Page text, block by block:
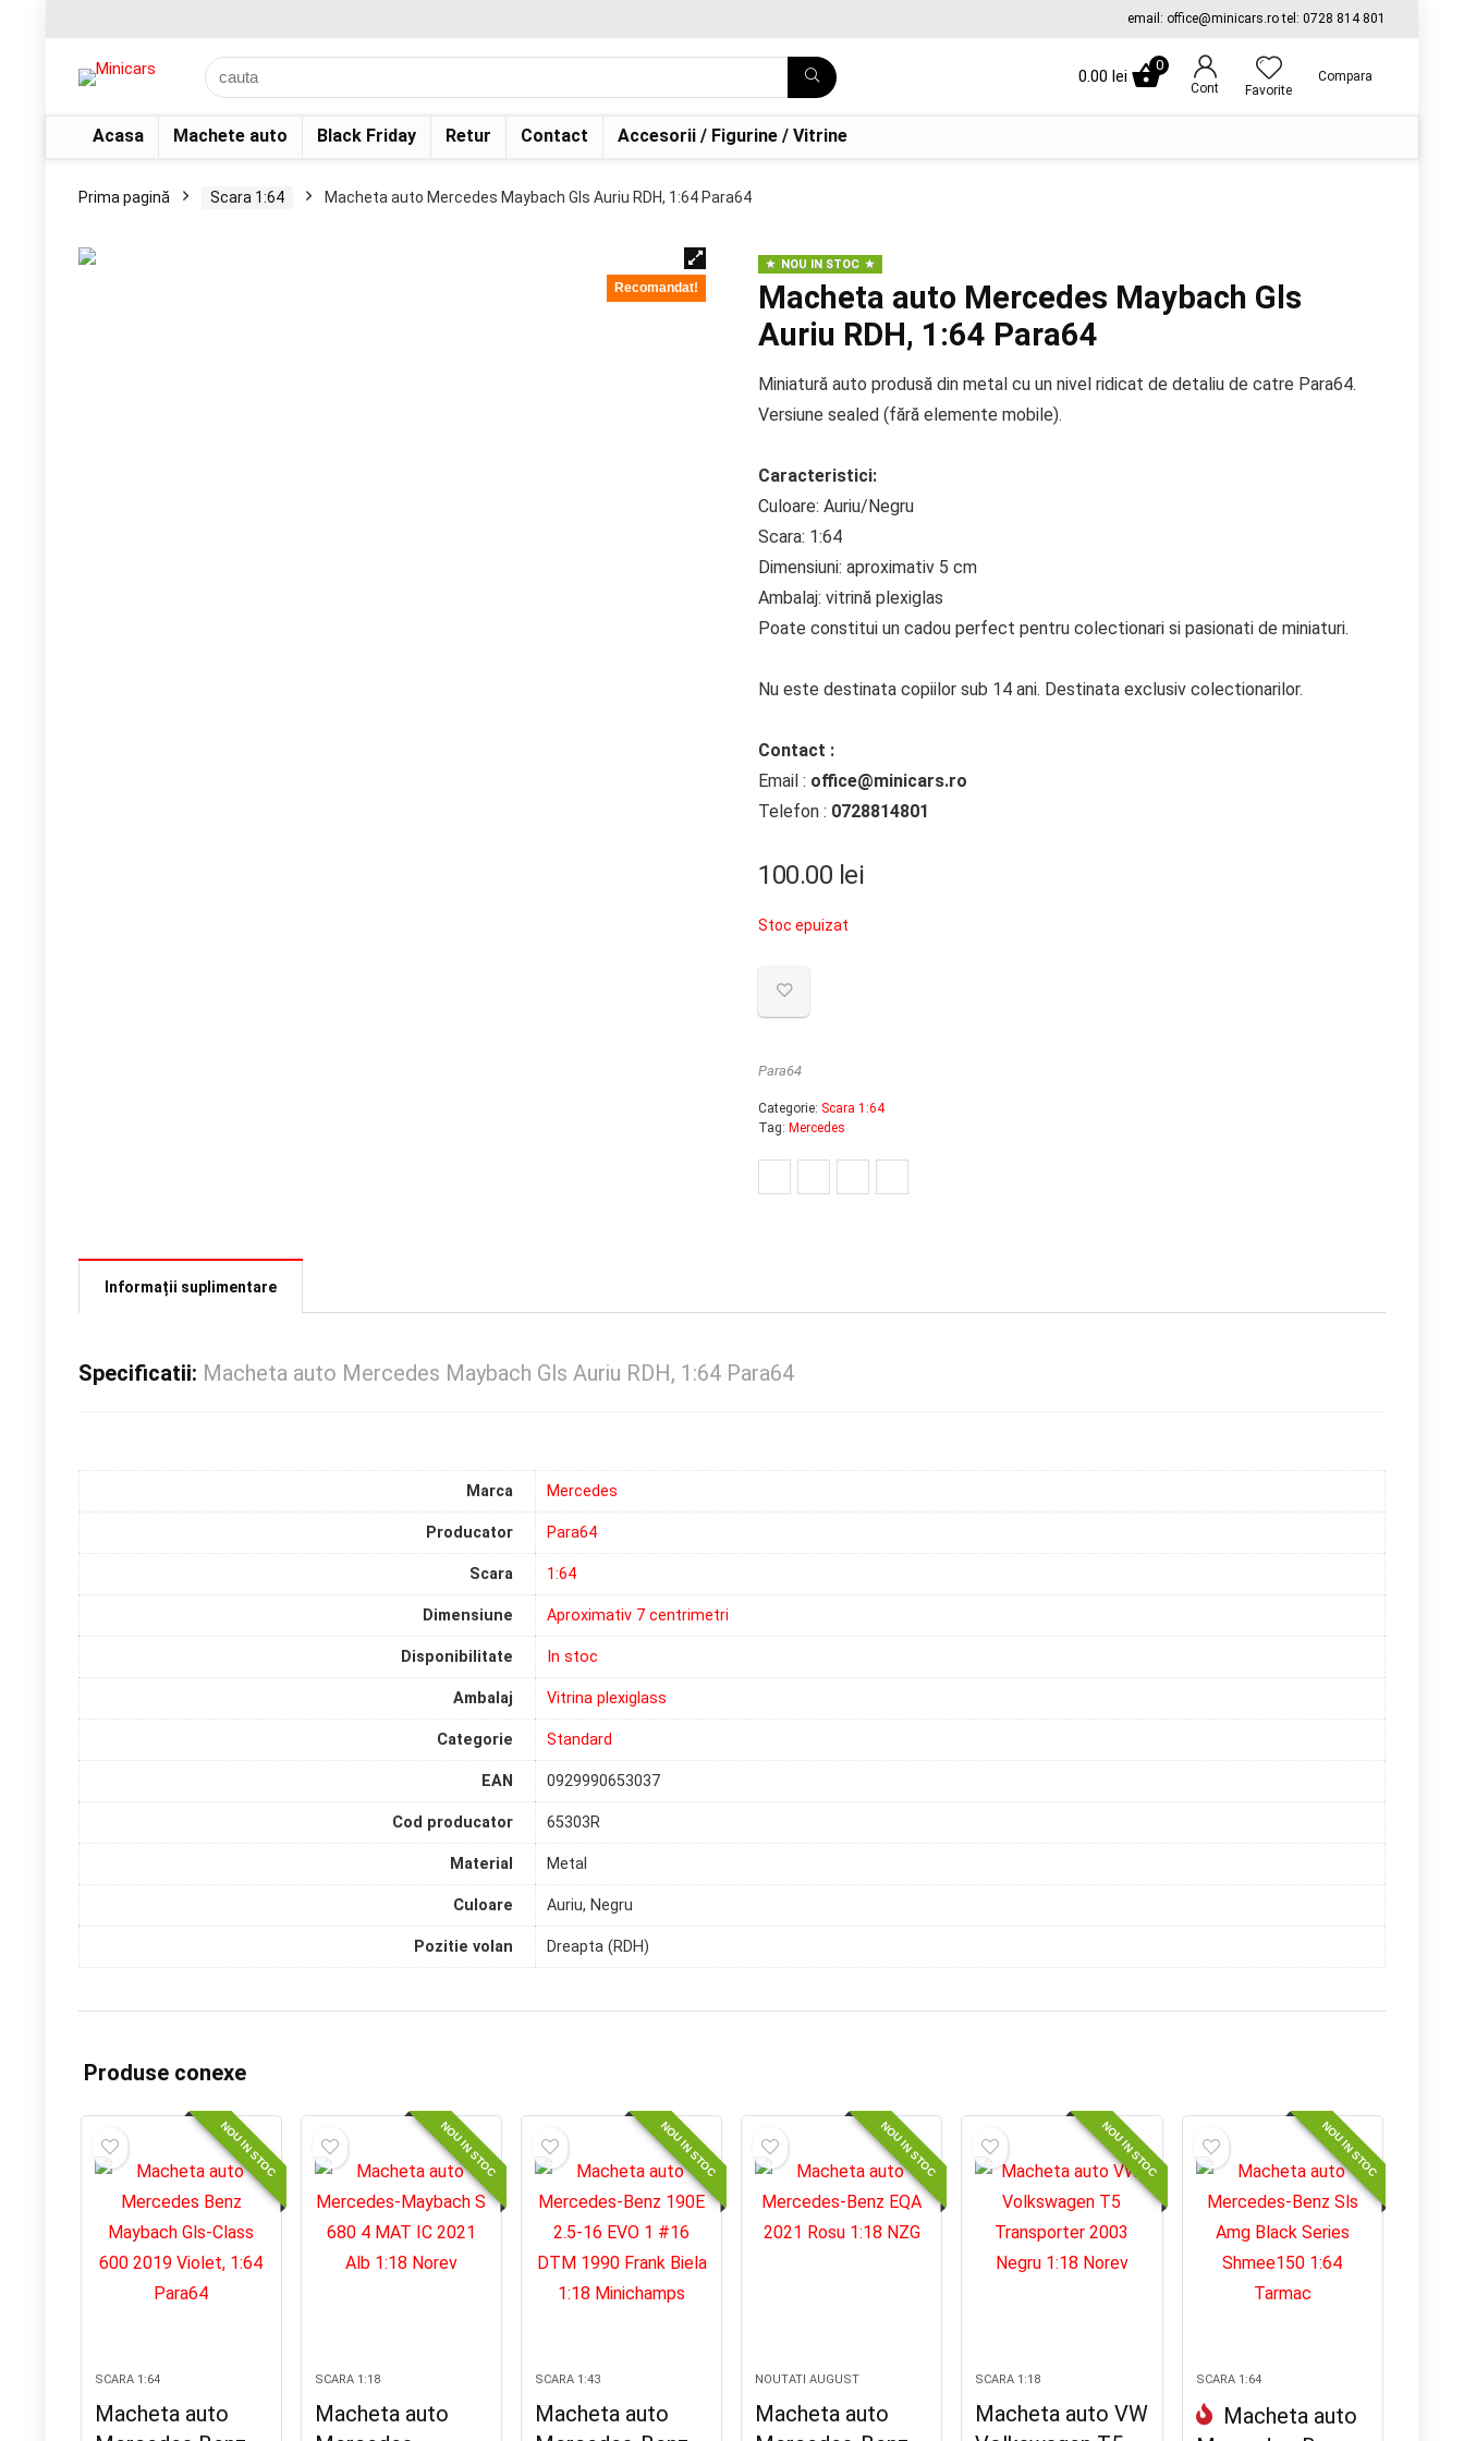
email: office@minicars.ro tel: 0728 814 801
0.00 lei
0
Cont Favorite
Compara
Acasa Machete auto Black Friday Retur Contact Accesorii / Figurine / Vitrine
Prima pagină Scara 1:64 Macheta auto Mercedes Maybach Gls Auriu RDH, 1:64 Para64
Recomandat!
NOU IN STOC
Macheta auto Mercedes Maybach Gls
Auriu RDH, 1:64 Para64
Miniatură auto produsă din metal cu un nivel ridicat de detaliu de catre Para64.
Versiune sealed (fără elemente mobile).
Caracteristici:
Culoare: Auriu/Negru
Scara: 1:64
Dimensiuni: aproximativ 5 cm
Ambalaj: vitrină plexiglas
Poate constitui un cadou perfect pentru colectionari si pasionati de miniaturi.
Nu este destinata copiilor sub 14 ani. Destinata exclusiv colectionarilor.
Contact :
Email : office@minicars.ro
Telefon : 0728814801
100.00 lei
Stoc epuizat
Para64
Categorie: Scara 1:64
Tag: Mercedes
Informații suplimentare
Specificatii: Macheta auto Mercedes Maybach Gls Auriu RDH, 1:64 Para64
Marca Mercedes
Producator Para64
Scara 1:64
Dimensiune Aproximativ 7 centrimetri
Disponibilitate In stoc
Ambalaj Vitrina plexiglass
Categorie Standard
EAN 0929990653037
Cod producator 65303R
Material Metal
Culoare Auriu, Negru
Pozitie volan Dreapta (RDH)
Produse conexe
NOU IN STOC
SCARA 1:64
Macheta auto
NOU IN STOC
SCARA 1:18
Macheta auto
NOU IN STOC
SCARA 1:43
Macheta auto
NOU IN STOC
NOUTATI AUGUST
Macheta auto
NOU IN STOC
SCARA 1:18
Macheta auto VW
NOU IN STOC
SCARA 1:64
Macheta auto